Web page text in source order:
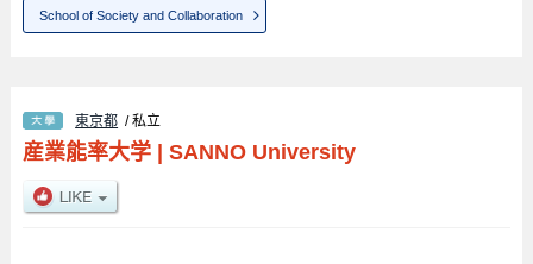
School of Society and Collaboration
東京都 / 私立
産業能率大学| SANNO University